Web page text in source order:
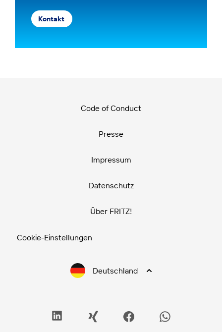
Kontakt
Code of Conduct
Presse
Impressum
Datenschutz
Über FRITZ!
Cookie-Einstellungen
Deutschland